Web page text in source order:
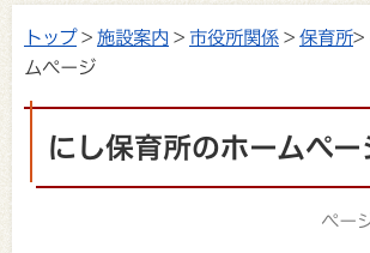
トップ> 施設案内 > 市役所関係 > 保育所>
ムページ
にし保育所のホームペー
ペー